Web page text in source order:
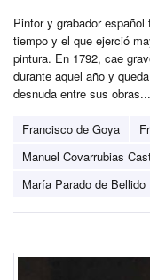
Pintor y grabador
tiempo y el que ejerció
pintura. En 1792, cae
durante aquel año y
desnuda entre sus obras...
Francisco de Goya
Manuel Covarrubias
María Parado de Bellido